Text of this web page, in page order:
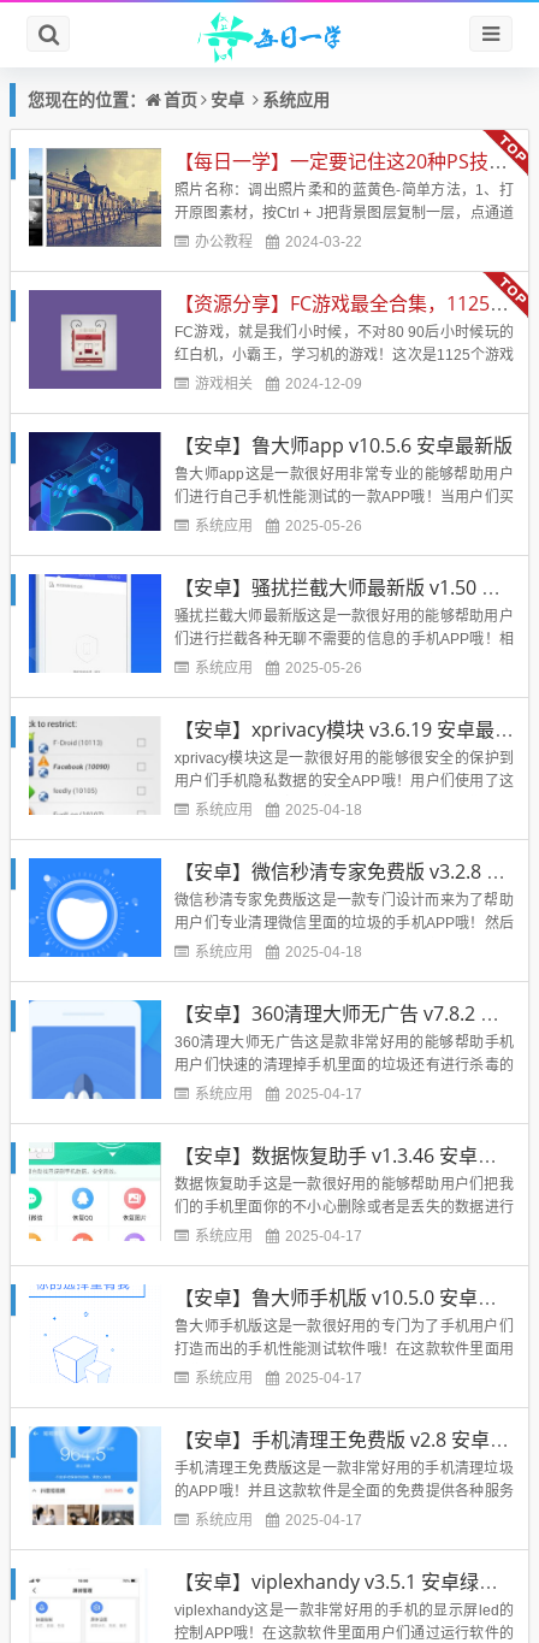
您现在的位置： 首页 安卓 系统应用
【每日一学】一定要记住这20种PS技术！！！会让你的照片美的不行
照片名称：调出照片柔和的蓝黄色-简单方法，1、打
开原图素材，按Ctrl + J把背景图层复制一层，点通道
面板，选择蓝色通道，图像 > 应用图像，图层为背
钩， 2、回到图层面板，创建曲线调整图层，蓝通
道：44，182，红通道：89，108&nb...
办公教程 2024-03-22
【资源分享】FC游戏最全合集，1125个游戏
FC游戏，就是我们小时候，不对80 90后小时候玩的
红白机，小霸王，学习机的游戏！这次是1125个游戏
合集，应该是市面上见到的最全的合集了！带模拟
246 MB游戏版本：应该是最全版本了。支持系统：电
脑【游戏...
游戏相关 2024-12-09
【安卓】鲁大师app v10.5.6 安卓最新版
鲁大师app这是一款很好用非常专业的能够帮助用户
们进行自己手机性能测试的一款APP哦！当用户们买
了一部新手的时候想要知道这款手机的性能到底能不
啦，手机的跑分以及各种的手机各项参数性能，都能
够一键直接看呢，最后...
系统应用 2025-05-26
【安卓】骚扰拦截大师最新版 v1.50 安卓最新版
骚扰拦截大师最新版这是一款很好用的能够帮助用户
们进行拦截各种无聊不需要的信息的手机APP哦！相
信很多的朋友们手机都会时不时的收到各种的骚扰短
等，帮助用户们更好的守护自己的手机呢，全面的拦
截更是可以是用户们不在受...
系统应用 2025-05-26
【安卓】xprivacy模块 v3.6.19 安卓最新版
xprivacy模块这是一款很好用的能够很安全的保护到
用户们手机隐私数据的安全APP哦！用户们使用了这
款软件之后能够防止我们的手机应用获取到我们的较
西就是各类信息啦，很容易用户们就会把自己的信息
泄露出去，这款...
系统应用 2025-04-18
【安卓】微信秒清专家免费版 v3.2.8 安卓绿色版
微信秒清专家免费版这是一款专门设计而来为了帮助
用户们专业清理微信里面的垃圾的手机APP哦！然后
这款软件是全免费的哦，正所谓木业有专攻，不像很
信里面没多久就能够攒下来几个G的手机垃圾，占用
了非常多的内存！这款软...
系统应用 2025-04-18
【安卓】360清理大师无广告 v7.8.2 安卓绿色版
360清理大师无广告这是款非常好用的能够帮助手机
用户们快速的清理掉手机里面的垃圾还有进行杀毒的
手机APP哦！在这款软件里面将不会插入任何的广告
的但是却占用着我们手机内存的插件哦，删除掉各种
的网页上的垃圾，最后喜...
系统应用 2025-04-17
【安卓】数据恢复助手 v1.3.46 安卓绿色版
数据恢复助手这是一款很好用的能够帮助用户们把我
们的手机里面你的不小心删除或者是丢失的数据进行
还原的一款APP哦！在很多时候我们的手机可能会莫
来的时候会挺困难的，这时候这款软件就能够帮助用
户们轻松找到并且回复之...
系统应用 2025-04-17
【安卓】鲁大师手机版 v10.5.0 安卓最新版
鲁大师手机版这是一款很好用的专门为了手机用户们
打造而出的手机性能测试软件哦！在这款软件里面用
户们能够非常直观的就看到你的手机的各项性能数
哦，包含了各类的手机sd卡，cpu型号等等的数据，
全部都能通过此软件直接就...
系统应用 2025-04-17
【安卓】手机清理王免费版 v2.8 安卓最新版
手机清理王免费版这是一款非常好用的手机清理垃圾
的APP哦！并且这款软件是全面的免费提供各种服务
给大家的呢！在这款软件里面最为突出的功能就是有
常年下来的聊天记录把你的手机内存全部占据了，导
致我们的手机垃圾文...
系统应用 2025-04-17
【安卓】viplexhandy v3.5.1 安卓绿色版
viplexhandy这是一款非常好用的手机的显示屏led的
控制APP哦！在这款软件里面用户们通过运行软件的